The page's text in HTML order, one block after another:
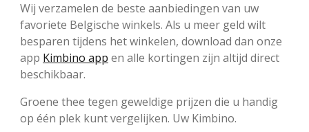
Wij verzamelen de beste aanbiedingen van uw
favoriete Belgische winkels. Als u meer geld wilt
besparen tijdens het winkelen, download dan onze
app Kimbino app en alle kortingen zijn altijd direct
beschikbaar.
Groene thee tegen geweldige prijzen die u handig
op één plek kunt vergelijken. Uw Kimbino.